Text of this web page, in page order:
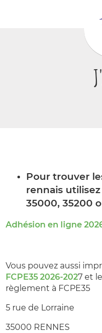
Pour trouver
rennais
35000, 35200
Adhésion en ligne
Vous pouvez aussi
FCPE35 2026-2027 et
règlement à FCPE35
5 rue de Lorraine
35000 RENNES
Panneau de gestion des